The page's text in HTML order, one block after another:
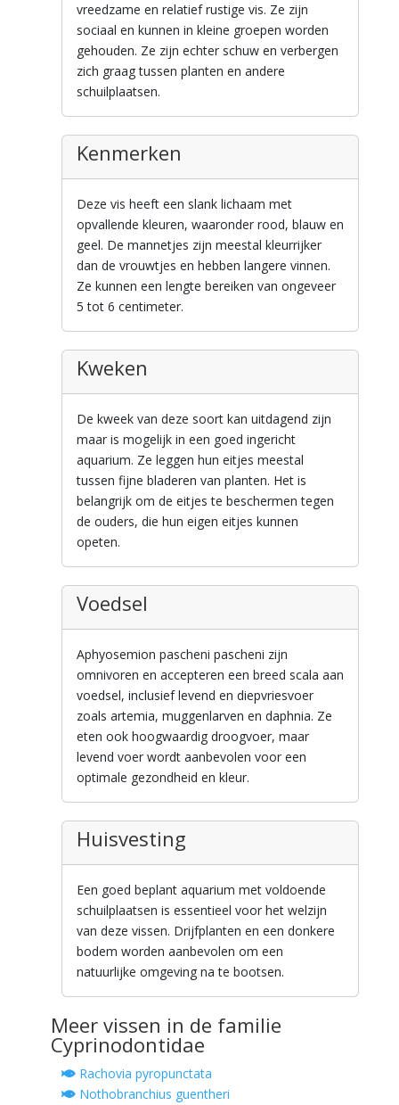
vreedzame en relatief rustige vis. Ze zijn
sociaal en kunnen in kleine groepen worden
gehouden. Ze zijn echter schuw en verbergen
zich graag tussen planten en andere
schuilplaatsen.
Kenmerken
Deze vis heeft een slank lichaam met
opvallende kleuren, waaronder rood, blauw en
geel. De mannetjes zijn meestal kleurrijker
dan de vrouwtjes en hebben langere vinnen.
Ze kunnen een lengte bereiken van ongeveer
5 tot 6 centimeter.
Kweken
De kweek van deze soort kan uitdagend zijn
maar is mogelijk in een goed ingericht
aquarium. Ze leggen hun eitjes meestal
tussen fijne bladeren van planten. Het is
belangrijk om de eitjes te beschermen tegen
de ouders, die hun eigen eitjes kunnen
opeten.
Voedsel
Aphyosemion pascheni pascheni zijn
omnivoren en accepteren een breed scala aan
voedsel, inclusief levend en diepvriesvoer
zoals artemia, muggenlarven en daphnia. Ze
eten ook hoogwaardig droogvoer, maar
levend voer wordt aanbevolen voor een
optimale gezondheid en kleur.
Huisvesting
Een goed beplant aquarium met voldoende
schuilplaatsen is essentieel voor het welzijn
van deze vissen. Drijfplanten en een donkere
bodem worden aanbevolen om een
natuurlijke omgeving na te bootsen.
Meer vissen in de familie
Cyprinodontidae
Rachovia pyropunctata
Nothobranchius guentheri